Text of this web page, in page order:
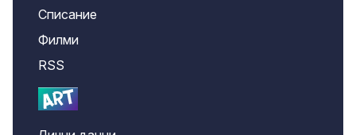
Списание
Филми
RSS